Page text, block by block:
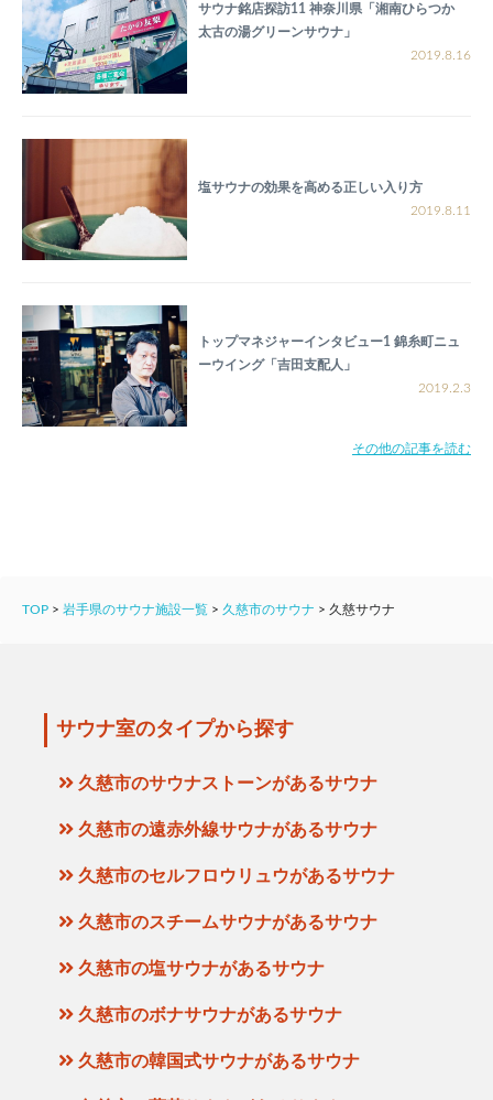
サウナ銘店探訪11 神奈川県「湘南ひらつか
太古の湯グリーンサウナ」
2019.8.16
塩サウナの効果を高める正しい入り方
2019.8.11
トップマネジャーインタビュー1 錦糸町ニュ
ーウイング「吉田支配人」
2019.2.3
その他の記事を読む
TOP > 岩手県のサウナ施設一覧 > 久慈市のサウナ > 久慈サウナ
サウナ室のタイプから探す
久慈市のサウナストーンがあるサウナ
久慈市の遠赤外線サウナがあるサウナ
久慈市のセルフロウリュウがあるサウナ
久慈市のスチームサウナがあるサウナ
久慈市の塩サウナがあるサウナ
久慈市のボナサウナがあるサウナ
久慈市の韓国式サウナがあるサウナ